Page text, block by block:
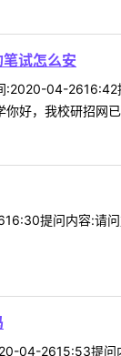
试怎么安
04-2616:42
好，我校研招网
提问内容:请
04-2615:53提